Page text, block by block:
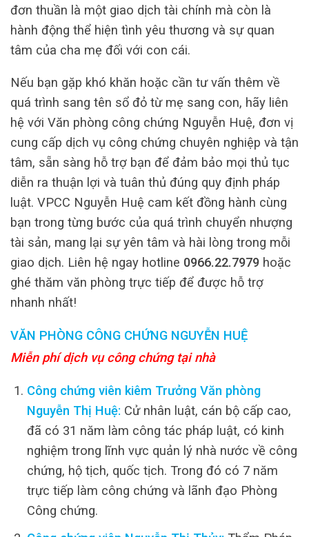
đơn thuần là một giao dịch tài chính mà còn là
hành động thể hiện tình yêu thương và sự quan
tâm của cha mẹ đối với con cái.
Nếu bạn gặp khó khăn hoặc cần tư vấn thêm về
quá trình sang tên sổ đỏ từ mẹ sang con, hãy liên
hệ với Văn phòng công chứng Nguyễn Huệ, đơn vị
cung cấp dịch vụ công chứng chuyên nghiệp và tận
tâm, sẵn sàng hỗ trợ bạn để đảm bảo mọi thủ tục
diễn ra thuận lợi và tuân thủ đúng quy định pháp
luật. VPCC Nguyễn Huệ cam kết đồng hành cùng
bạn trong từng bước của quá trình chuyển nhượng
tài sản, mang lại sự yên tâm và hài lòng trong mỗi
giao dịch. Liên hệ ngay hotline 0966.22.7979 hoặc
ghé thăm văn phòng trực tiếp để được hỗ trợ
nhanh nhất!
VĂN PHÒNG CÔNG CHỨNG NGUYỄN HUỆ
Miễn phí dịch vụ công chứng tại nhà
Công chứng viên kiêm Trưởng Văn phòng
Nguyễn Thị Huệ: Cử nhân luật, cán bộ cấp cao,
đã có 31 năm làm công tác pháp luật, có kinh
nghiệm trong lĩnh vực quản lý nhà nước về công
chứng, hộ tịch, quốc tịch. Trong đó có 7 năm
trực tiếp làm công chứng và lãnh đạo Phòng
Công chứng.